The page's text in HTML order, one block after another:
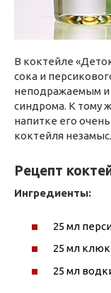
В коктейле
сока и
неподражаемым и
синдрома. К тому
напитке его
коктейля
Рецепт
Ингредиенты:
25 мл
25 мл
25 мл